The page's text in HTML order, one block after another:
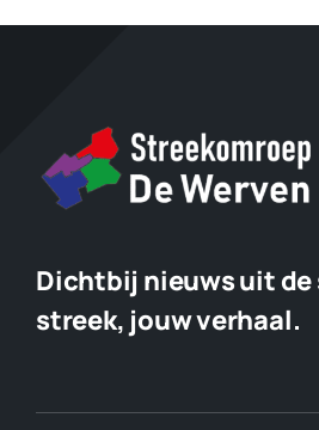
Dichtbij nieuws uit de
streek, jouw verhaal.